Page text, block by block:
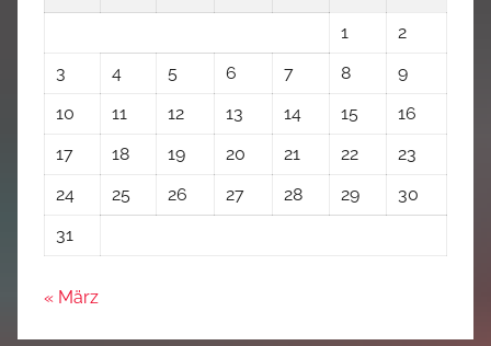
1
2
3
4 5 6 7 8
9
10
11 12 13 14 15
16
17
18 19 20 21 22
23
24
25 26 27 28 29
30
31
« März